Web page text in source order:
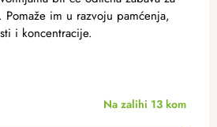
Na zalihi 13 kom
im u razvoju pamćenja,
i koncentracije.